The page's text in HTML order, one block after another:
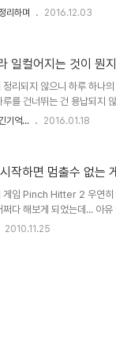
각을 정리하고 잊지 않고자
덫이라 해도 어떤 어쩔 수 없
생각도 하게 됩니다.이것이
리하며 2016.12.03
일컬어지는 것이 뭔
정리되지 않으니 하루 하나
루를 건너뛰는 건 용납되지
을 제대로 했을 때 쓸 수 있는
지 못하도록 강제하는 사회
라는 것은 원초적인 굴레가
기억... 2016.01.18
작하면 멈출수 없는
게임 Pinch Hitter 2 우연히
쩌다 해보게 되었는데... 아
. 게임을 멈추기가 쉽지 않
의 타이밍과 높이를 조절하
2010.11.25